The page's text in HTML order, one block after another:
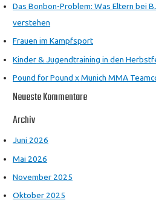
Das Bonbon-Problem: Was Eltern bei
verstehen
Frauen im Kampfsport
Kinder & Jugendtraining in den
Pound for Pound x Munich MMA
Neueste Kommentare
Archiv
Juni 2026
Mai 2026
November 2025
Oktober 2025